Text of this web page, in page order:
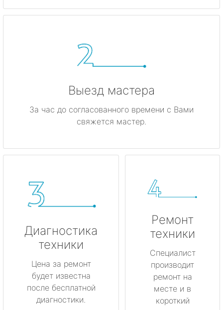
Выезд мастера
За час до согласованного времени с Вами
свяжется мастер.
Диагностика
техники
Цена за ремонт
будет известна
после бесплатной
диагностики.
Ремонт
техники
Специалист
производит
ремонт на
месте и в
короткий